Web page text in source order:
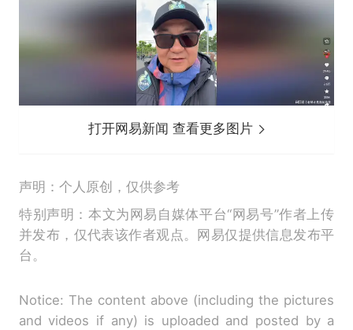
打开网易新闻 查看更多图片
声明：个人原创，仅供参考
特别声明：本文为网易自媒体平台“网易号”作者上传
并发布，仅代表该作者观点。网易仅提供信息发布平
台。
Notice: The content above (including the pictures
and videos if any) is uploaded and posted by a